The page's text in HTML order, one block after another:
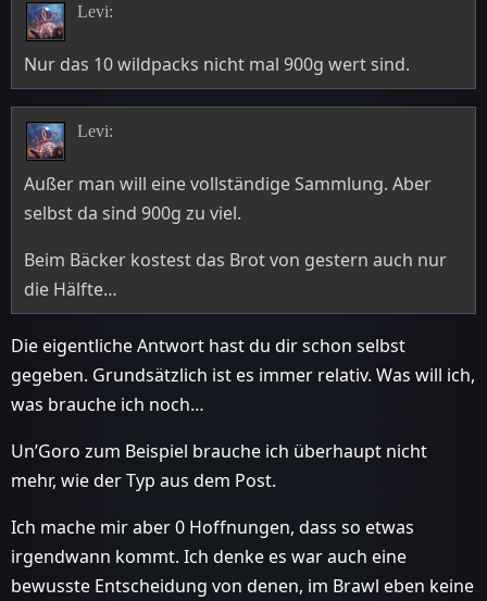
Levi:
Nur das 10 wildpacks nicht mal 900g wert sind.
Levi:
Außer man will eine vollständige Sammlung. Aber
selbst da sind 900g zu viel.
Beim Bäcker kostest das Brot von gestern auch nur
die Hälfte…
Die eigentliche Antwort hast du dir schon selbst
gegeben. Grundsätzlich ist es immer relativ. Was will ich,
was brauche ich noch…
Un’Goro zum Beispiel brauche ich überhaupt nicht
mehr, wie der Typ aus dem Post.
Ich mache mir aber 0 Hoffnungen, dass so etwas
irgendwann kommt. Ich denke es war auch eine
bewusste Entscheidung von denen, im Brawl eben keine